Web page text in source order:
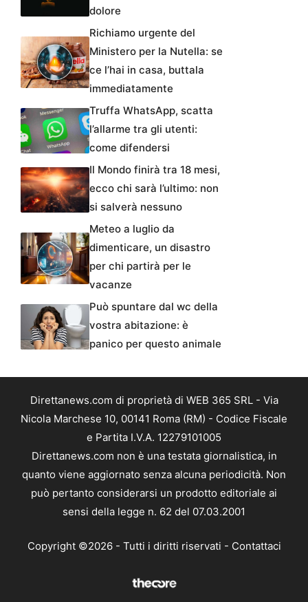
dolore
Richiamo urgente del
Ministero per la Nutella: se
ce l’hai in casa, buttala
immediatamente
Truffa WhatsApp, scatta
l’allarme tra gli utenti:
come difendersi
Il Mondo finirà tra 18 mesi,
ecco chi sarà l’ultimo: non
si salverà nessuno
Meteo a luglio da
dimenticare, un disastro
per chi partirà per le
vacanze
Può spuntare dal wc della
vostra abitazione: è
panico per questo animale
Direttanews.com di proprietà di WEB 365 SRL - Via
Nicola Marchese 10, 00141 Roma (RM) - Codice Fiscale
e Partita I.V.A. 12279101005
Direttanews.com non è una testata giornalistica, in
quanto viene aggiornato senza alcuna periodicità. Non
può pertanto considerarsi un prodotto editoriale ai
sensi della legge n. 62 del 07.03.2001
Copyright ©2026 - Tutti i diritti riservati - Contattaci